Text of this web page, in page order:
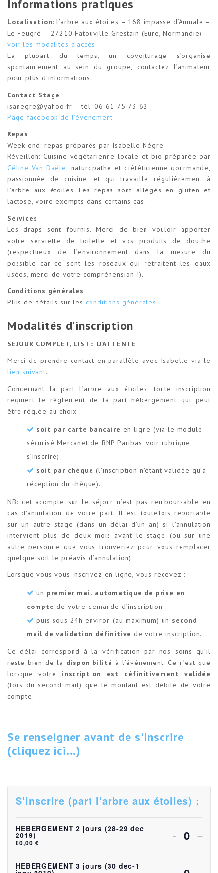
Informations pratiques
Localisation: l’arbre aux étoiles – 168 impasse d’Aumale –
Le Feugré – 27210 Fatouville-Grestain (Eure, Normandie)
voir les modalités d’accès
La plupart du temps, un covoiturage s’organise
spontannement au sein du groupe, contactez l’animateur
pour plus d’informations.
Contact Stage :
isanegre@yahoo.fr – tél: 06 61 75 73 62
Page facebook de l’événement
Repas
Week end: repas préparés par Isabelle Nègre
Réveillon: Cuisine végétarienne locale et bio préparée par
Céline Van Daële, naturopathe et diététicienne gourmande,
passionnée de cuisine, et qui travaille régulièrement à
l’arbre aux étoiles. Les repas sont allégés en gluten et
lactose, voire exempts dans certains cas.
Services
Les draps sont fournis. Merci de bien vouloir apporter
votre serviette de toilette et vos produits de douche
(respectueux de l’environnement dans la mesure du
possible car ce sont les roseaux qui retraitent les eaux
usées, merci de votre compréhension !).
Conditions générales
Plus de détails sur les conditions générales.
Modalités d’inscription
SEJOUR COMPLET, LISTE D’ATTENTE
Merci de prendre contact en parallèle avec Isabelle via le
lien suivant.
Concernant la part L’arbre aux étoiles, toute inscription
requiert le règlement de la part hébergement qui peut
être réglée au choix :
soit par carte bancaire en ligne (via le module
sécurisé Mercanet de BNP Paribas, voir rubrique
s’inscrire)
soit par chèque (l’inscription n’étant validée qu’à
réception du chèque).
NB: cet acompte sur le séjour n’est pas remboursable en
cas d’annulation de votre part. Il est toutefois reportable
sur un autre stage (dans un délai d’un an) si l’annulation
intervient plus de deux mois avant le stage (ou sur une
autre personne que vous trouveriez pour vous remplacer
quelque soit le préavis d’annulation).
Lorsque vous vous inscrivez en ligne, vous recevez :
un premier mail automatique de prise en
compte de votre demande d’inscription,
puis sous 24h environ (au maximum) un second
mail de validation définitive de votre inscription.
Ce délai correspond à la vérification par nos soins qu’il
reste bien de la disponibilité à l’événement. Ce n’est que
lorsque votre inscription est définitivement validée
(lors du second mail) que le montant est débité de votre
compte.
Se renseigner avant de s'inscrire
(cliquez ici...)
S'inscrire (part l'arbre aux étoiles) :
HEBERGEMENT 2 jours (28-29 dec
2019)
80,00 €
Diminuer
quantité
- +
HEBERGEMENT 3 jours (30 dec-1